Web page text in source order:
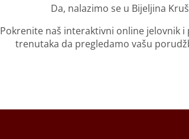
Da, nalazimo se u Bijeljina
Pokrenite naš interaktivni online jelovnik
trenutaka da pregledamo vašu